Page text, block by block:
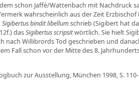
schon Jaffé/Wattenbach mit Nachdruck
wahrscheinlich aus der Zeit Erzbischof
Sigibertus bindit libellumschrieb (Sigibert hat
dasSigibertus scripsitwörtlich. Sie hielt
nach Willibrords Tod geschrieben und
Fall schon vor der Mitte des 8.
zur Ausstellung, München 1998, S.